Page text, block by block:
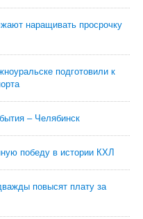
наращивать просрочку
подготовили к
– Челябинск
победу в истории КХЛ
повысят плату за